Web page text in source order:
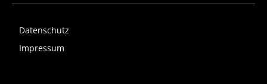
Datenschutz
Impressum